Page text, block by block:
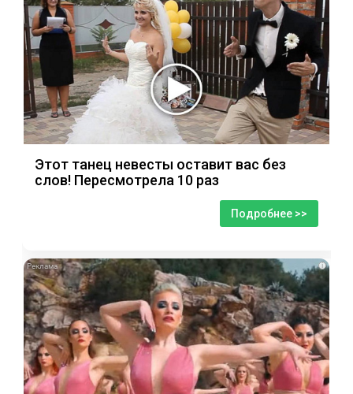
Этот танец невесты оставит вас без
слов! Пересмотрела 10 раз
Подробнее >>
i